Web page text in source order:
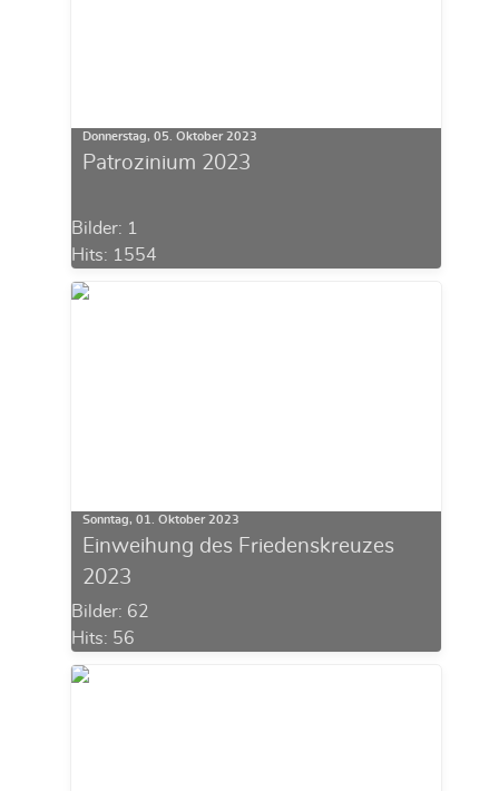
Donnerstag, 05. Oktober 2023
Patrozinium 2023
Bilder: 1
Hits: 1554
Sonntag, 01. Oktober 2023
Einweihung des Friedenskreuzes
2023
Bilder: 62
Hits: 56